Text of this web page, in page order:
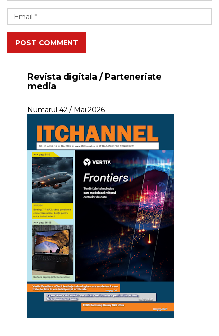
POST COMMENT
Revista digitala / Parteneriate
media
Numarul 42 / Mai 2026